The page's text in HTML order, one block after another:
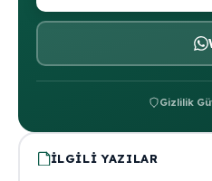
Gizlilik
İLGILI YAZILAR